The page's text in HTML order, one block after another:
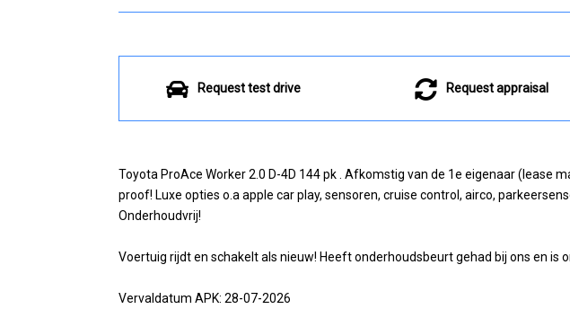
Request test drive Request appraisal
Toyota ProAce Worker 2.0 D-4D 144 pk . Afkomstig van de 1e eigenaar (lease
proof! Luxe opties o.a apple car play, sensoren, cruise control, airco,
Onderhoudvrij!
Voertuig rijdt en schakelt als nieuw! Heeft onderhoudsbeurt gehad bij ons en is
Vervaldatum APK: 28-07-2026